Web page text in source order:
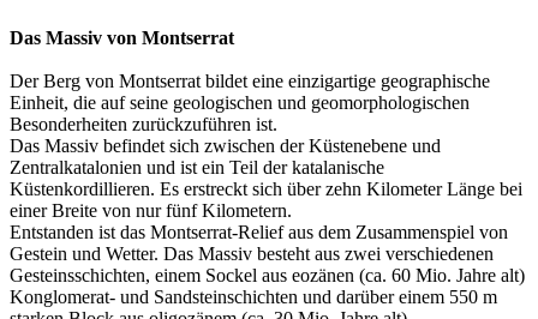
Das Massiv von Montserrat
Der Berg von Montserrat bildet eine einzigartige geographische
Einheit, die auf seine geologischen und geomorphologischen
Besonderheiten zurückzuführen ist.
Das Massiv befindet sich zwischen der Küstenebene und
Zentralkatalonien und ist ein Teil der katalanische
Küstenkordillieren. Es erstreckt sich über zehn Kilometer Länge bei
einer Breite von nur fünf Kilometern.
Entstanden ist das Montserrat-Relief aus dem Zusammenspiel von
Gestein und Wetter. Das Massiv besteht aus zwei verschiedenen
Gesteinsschichten, einem Sockel aus eozänen (ca. 60 Mio. Jahre alt)
Konglomerat- und Sandsteinschichten und darüber einem 550 m